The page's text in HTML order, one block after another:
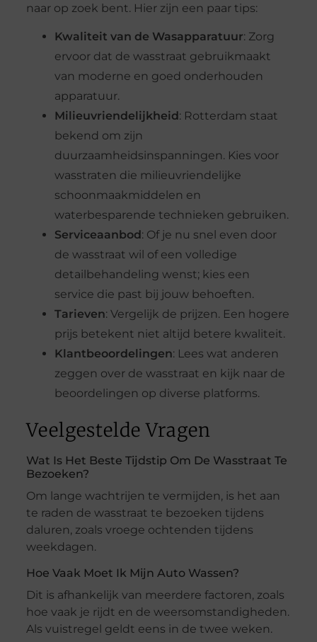
naar op zoek bent. Hier zijn een paar tips:
Kwaliteit van de Wasapparatuur: Zorg
ervoor dat de wasstraat gebruikmaakt
van moderne en goed onderhouden
apparatuur.
Milieuvriendelijkheid : Rotterdam staat
bekend om zijn
duurzaamheidsinspanningen. Kies voor
wasstraten die milieuvriendelijke
schoonmaakmiddelen en
waterbesparende technieken gebruiken.
Serviceaanbod : Of je nu snel even door
de wasstraat wil of een volledige
detailbehandeling wenst; kies een
service die past bij jouw behoeften.
Tarieven: Vergelijk de prijzen. Een hogere
prijs betekent niet altijd betere kwaliteit.
Klantbeoordelingen: Lees wat anderen
zeggen over de wasstraat en kijk naar de
beoordelingen op diverse platforms.
Veelgestelde Vragen
Wat Is Het Beste Tijdstip Om De Wasstraat Te
Bezoeken?
Om lange wachtrijen te vermijden, is het aan
te raden de wasstraat te bezoeken tijdens
daluren, zoals vroege ochtenden tijdens
weekdagen.
Hoe Vaak Moet Ik Mijn Auto Wassen?
Dit is afhankelijk van meerdere factoren, zoals
hoe vaak je rijdt en de weersomstandigheden.
Als vuistregel geldt eens in de twee weken.